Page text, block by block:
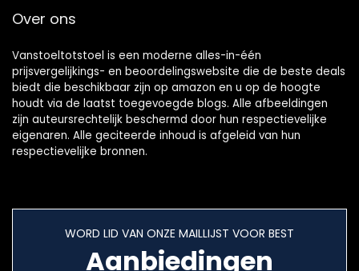
Over ons
Vanstoeltotstoel is een moderne alles-in-één
prijsvergelijkings- en beoordelingswebsite die de beste deals
biedt die beschikbaar zijn op amazon en u op de hoogte
houdt via de laatst toegevoegde blogs. Alle afbeeldingen
zijn auteursrechtelijk beschermd door hun respectievelijke
eigenaren. Alle geciteerde inhoud is afgeleid van hun
respectievelijke bronnen.
WORD LID VAN ONZE MAILLIJST VOOR BEST
Aanbiedingen